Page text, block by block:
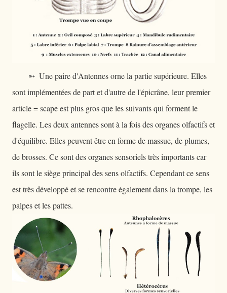
➵ Une paire d'Antennes orne la partie supérieure. Elles
sont implémentées de part et d'autre de l'épicrâne, leur premier
article = scape est plus gros que les suivants qui forment le
flagelle. Les deux antennes sont à la fois des organes olfactifs et
d'équilibre. Elles peuvent être en forme de massue, de plumes,
de brosses. Ce sont des organes sensoriels très importants car
ils sont le siège principal des sens olfactifs. Cependant ce sens
est très développé et se rencontre également dans la trompe, les
palpes et les pattes.